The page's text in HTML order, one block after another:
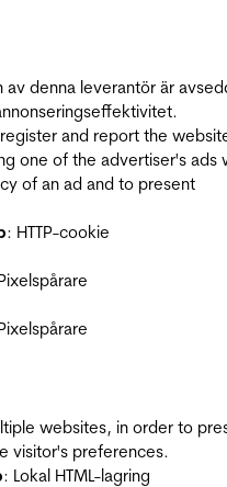
av denna leverantör är
and report the
one of the advertiser's ads
of an ad and to present
: HTTP-cookie
websites, in order to
visitor's preferences.
: Lokal HTML-lagring